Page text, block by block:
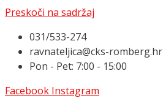
Preskoči na sadržaj
031/533-274
ravnateljica@cks-romberg.hr
Pon - Pet: 7:00 - 15:00
Facebook Instagram